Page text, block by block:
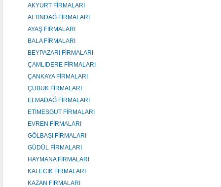
AKYURT FİRMALARI
ALTINDAĞ FİRMALARI
AYAŞ FİRMALARI
BALA FİRMALARI
BEYPAZARI FİRMALARI
ÇAMLIDERE FİRMALARI
ÇANKAYA FİRMALARI
ÇUBUK FİRMALARI
ELMADAĞ FİRMALARI
ETİMESGUT FİRMALARI
EVREN FİRMALARI
GÖLBAŞI FİRMALARI
GÜDÜL FİRMALARI
HAYMANA FİRMALARI
KALECİK FİRMALARI
KAZAN FİRMALARI